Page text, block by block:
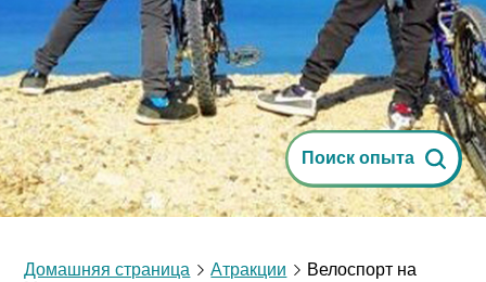
Поиск опыта
Домашняя страница Атракции
Велоспорт на